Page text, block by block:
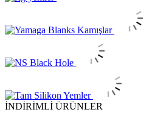
İNDİRİMLİ ÜRÜNLER